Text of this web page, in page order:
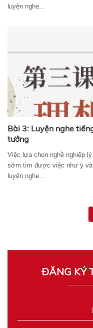
luyện nghe...
Bài 3: Luyện nghe
tưởng
Việc lựa chọn nghề nghiệp
sớm tìm được việc như ý và
luyện nghe...
ĐĂNG KÝ